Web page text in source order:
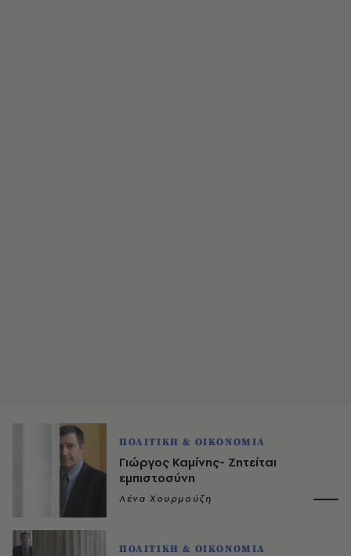
ΠΟΛΙΤΙΚΗ & ΟΙΚΟΝΟΜΙΑ
Γιώργος Καμίνης- Ζητείται
εμπιστοσύνη
Λένα Χουρμούζη
ΠΟΛΙΤΙΚΗ & ΟΙΚΟΝΟΜΙΑ